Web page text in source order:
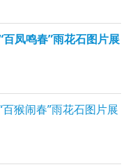
凤鸣春”雨花石图片展
猴闹春”雨花石图片展